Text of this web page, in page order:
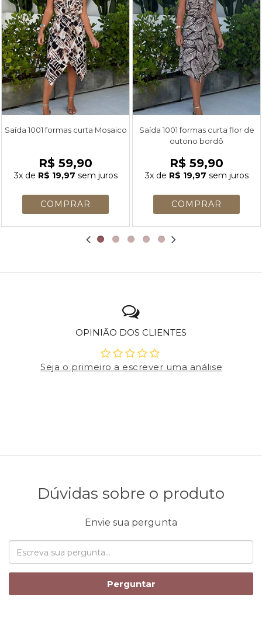
Saída 1001 formas curta Mosaico
R$ 59,90
3xde R$ 19,97 sem juros
Saída 1001 formas curta flor de
outono bordô
R$ 59,90
3xde R$ 19,97 sem juros
OPINIÃO DOS CLIENTES
Seja o primeiro a escrever uma análise
Dúvidas sobre o produto
Envie sua pergunta
Perguntar